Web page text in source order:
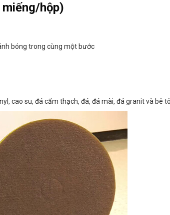
hộp)
bóng trong cùng một bước
cao su, đá cẩm thạch, đá, đá mài, đá granit và bê